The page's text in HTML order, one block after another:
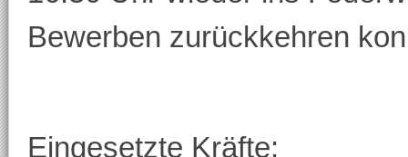
Bewerben zurückkehren
Eingesetzte Kräfte: